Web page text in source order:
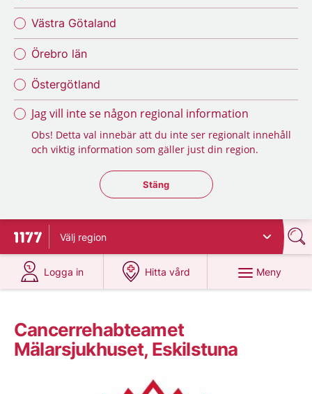
Västra Götaland
Örebro län
Östergötland
Jag vill inte se någon regional information
Obs! Detta val innebär att du inte ser regionalt innehåll
och viktig information som gäller just din region.
Stäng regionsväljaren
Stäng
Till startsidan för 1177
Välj region
Logga in
på 1177.se
Hitta vård
på 1177.se
Meny
Cancerrehabteamet
Mälarsjukhuset, Eskilstuna